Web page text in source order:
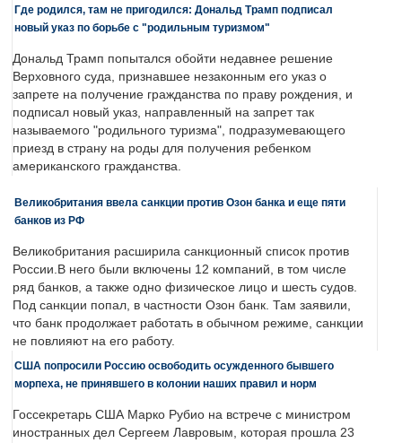
Где родился, там не пригодился: Дональд Трамп подписал
новый указ по борьбе с "родильным туризмом"
Дональд Трамп попытался обойти недавнее решение
Верховного суда, признавшее незаконным его указ о
запрете на получение гражданства по праву рождения, и
подписал новый указ, направленный на запрет так
называемого "родильного туризма", подразумевающего
приезд в страну на роды для получения ребенком
американского гражданства.
Великобритания ввела санкции против Озон банка и еще пяти
банков из РФ
Великобритания расширила санкционный список против
России.В него были включены 12 компаний, в том числе
ряд банков, а также одно физическое лицо и шесть судов.
Под санкции попал, в частности Озон банк. Там заявили,
что банк продолжает работать в обычном режиме, санкции
не повлияют на его работу.
США попросили Россию освободить осужденного бывшего
морпеха, не принявшего в колонии наших правил и норм
Госсекретарь США Марко Рубио на встрече с министром
иностранных дел Сергеем Лавровым, которая прошла 23